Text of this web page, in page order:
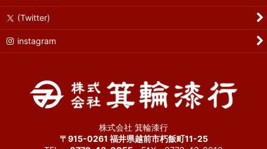
(Twitter)
instagram
株式会社 箕輪漆行
〒915-0261 福井県越前市朽飯町11-25